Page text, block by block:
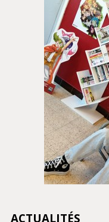
NAVIGATION
ACTUALITÉS